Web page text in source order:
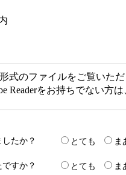
式のファイルをご覧いただ
Readerをお持ちでない方
たか？ とても ま
すか？
とても ま